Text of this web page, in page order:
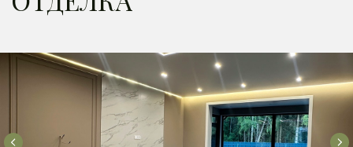
+7
Отправить
Я Ознакомлен (-а) с Политикой
конфиденциальности
Согласен (-а)
на
обработку моих персональных данных